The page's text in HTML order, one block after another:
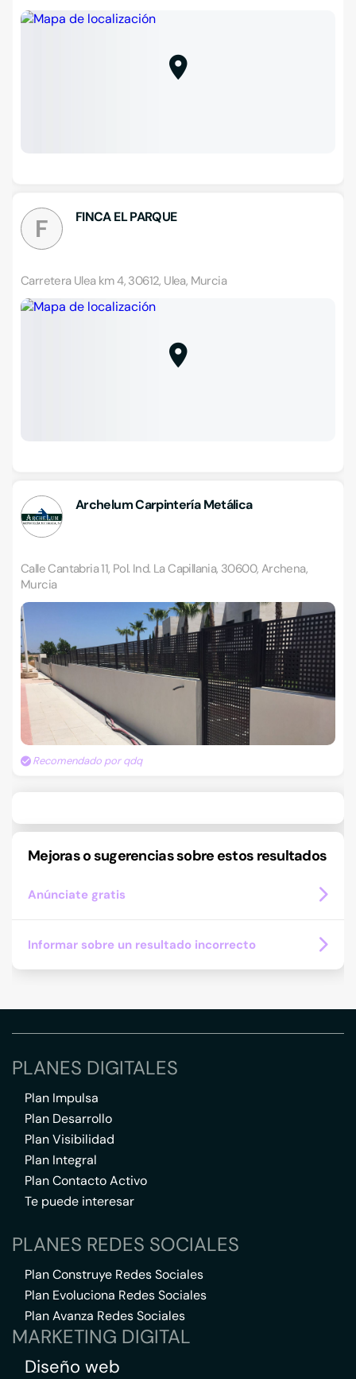
F FINCA EL PARQUE
Carretera Ulea km 4, 30612, Ulea, Murcia
Archelum Carpintería Metálica
Calle Cantabria 11, Pol. Ind. La Capillania, 30600, Archena,
Murcia
Recomendado por qdq
Mejoras o sugerencias sobre estos resultados
Anúnciate gratis
Informar sobre un resultado incorrecto
PLANES DIGITALES
Plan Impulsa
Plan Desarrollo
Plan Visibilidad
Plan Integral
Plan Contacto Activo
Te puede interesar
PLANES REDES SOCIALES
Plan Construye Redes Sociales
Plan Evoluciona Redes Sociales
Plan Avanza Redes Sociales
MARKETING DIGITAL
Diseño web